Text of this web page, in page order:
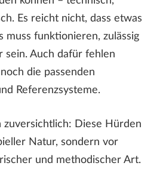
Es reicht nicht, dass etwas
muss funktionieren, zulässig
sein. Auch dafür fehlen
die passenden
Referenzsysteme.
zuversichtlich: Diese Hürden
Natur, sondern vor
und methodischer Art.